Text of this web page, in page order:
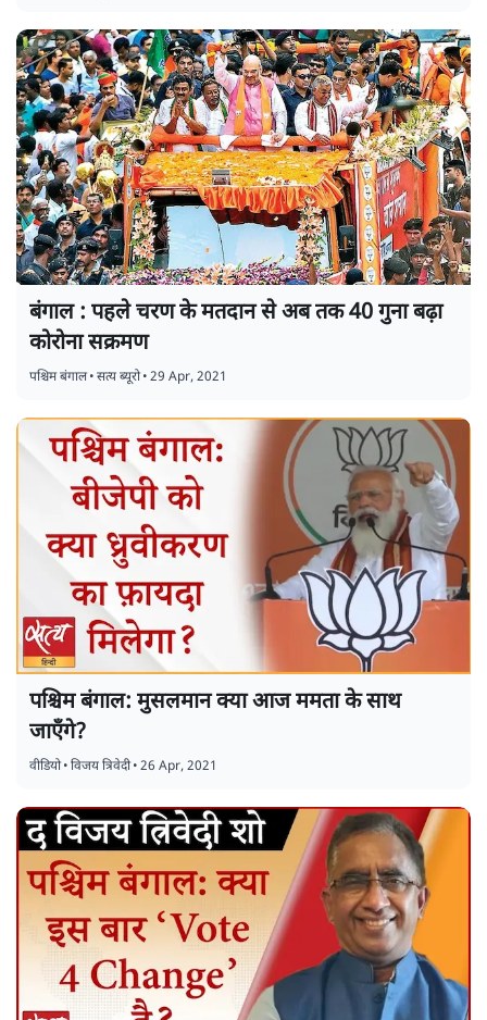
बंगाल : पहले चरण के मतदान से अब तक 40 गुना बढ़ा
कोरोना सक्रमण
पश्चिम बंगाल•सत्य ब्यूरो•29 Apr, 2021
पश्चिम बंगाल: मुसलमान क्या आज ममता के साथ
जाएँगे?
वीडियो•विजय त्रिवेदी•26 Apr, 2021